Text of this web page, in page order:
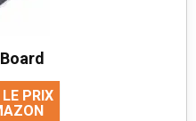
LE PRIX